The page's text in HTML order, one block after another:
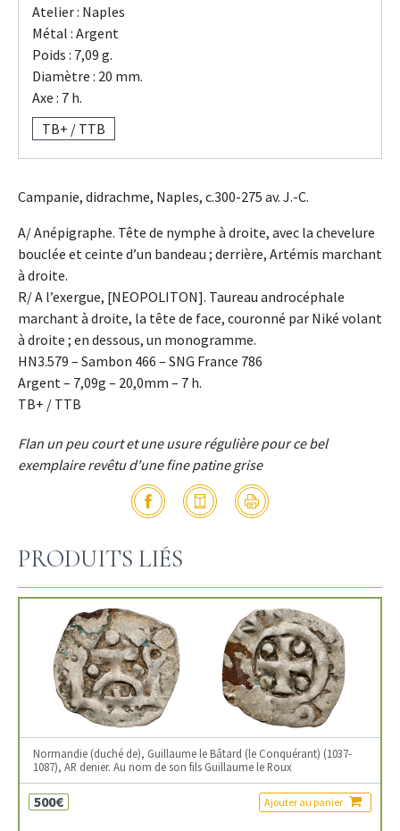
Atelier : Naples
Métal : Argent
Poids : 7,09 g.
Diamètre : 20 mm.
Axe : 7 h.
TB+ / TTB
Campanie, didrachme, Naples, c.300-275 av. J.-C.
A/ Anépigraphe. Tête de nymphe à droite, avec la chevelure
bouclée et ceinte d’un bandeau ; derrière, Artémis marchant
à droite.
R/ A l’exergue, [NEOPOLITON]. Taureau androcéphale
marchant à droite, la tête de face, couronné par Niké volant
à droite ; en dessous, un monogramme.
HN3.579 – Sambon 466 – SNG France 786
Argent – 7,09g – 20,0mm – 7 h.
TB+ / TTB
Flan un peu court et une usure régulière pour ce bel
exemplaire revêtu d'une fine patine grise
PRODUITS LIÉS
Normandie (duché de), Guillaume le Bâtard (le Conquérant) (1037-
1087), AR denier. Au nom de son fils Guillaume le Roux
500€ Ajouter au panier